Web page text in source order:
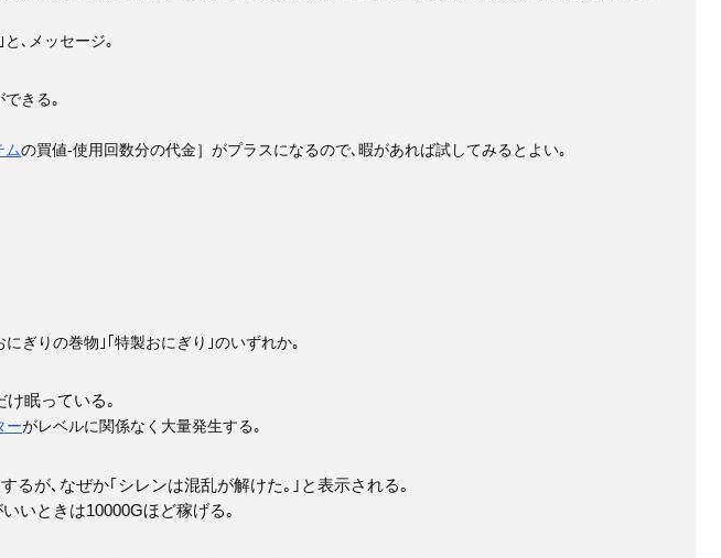
､メッセージ｡
できる｡
ムの買値-使用回数分の代金］がプラスになるので､暇があれば試してみるとよい｡
ぎりの巻物｣｢特製おにぎり｣のいずれか｡
け眠っている｡
ーがレベルに関係なく大量発生する｡
るが､なぜか｢シレンは混乱が解けた｡｣と表示される｡
いときは10000Gほど稼げる｡